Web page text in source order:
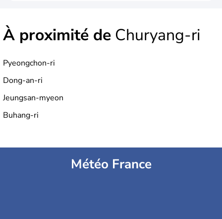
À proximité de Churyang-ri
Pyeongchon-ri
Dong-an-ri
Jeungsan-myeon
Buhang-ri
Météo France